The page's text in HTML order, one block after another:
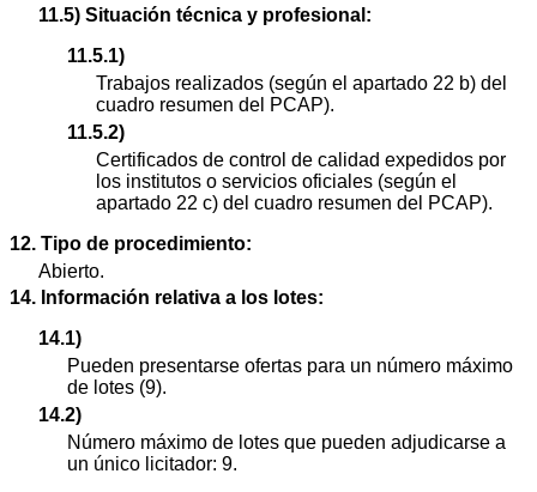
11.5) Situación técnica y profesional:
11.5.1)
Trabajos realizados (según el apartado 22 b) del
cuadro resumen del PCAP).
11.5.2)
Certificados de control de calidad expedidos por
los institutos o servicios oficiales (según el
apartado 22 c) del cuadro resumen del PCAP).
12. Tipo de procedimiento:
Abierto.
14. Información relativa a los lotes:
14.1)
Pueden presentarse ofertas para un número máximo
de lotes (9).
14.2)
Número máximo de lotes que pueden adjudicarse a
un único licitador: 9.